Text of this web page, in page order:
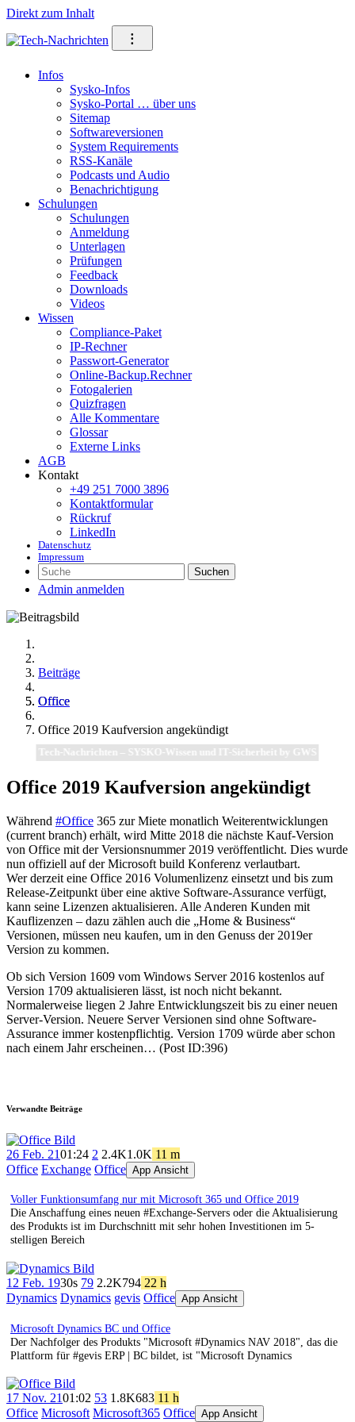
Direkt zum Inhalt
⁝
Infos
Sysko-Infos
Sysko-Portal … über uns
Sitemap
Softwareversionen
System Requirements
RSS-Kanäle
Podcasts und Audio
Benachrichtigung
Schulungen
Schulungen
Anmeldung
Unterlagen
Prüfungen
Feedback
Downloads
Videos
Wissen
Compliance-Paket
IP-Rechner
Passwort-Generator
Online-Backup.Rechner
Fotogalerien
Quizfragen
Alle Kommentare
Glossar
Externe Links
AGB
Kontakt
+49 251 7000 3896
Kontaktformular
Rückruf
LinkedIn
Datenschutz
Impressum
Suchen
Admin anmelden
Beiträge
Office
Office 2019 Kaufversion angekündigt
Tech-Nachrichten – SYSKO-Wissen und IT-Sicherheit by GWS
Office 2019 Kaufversion angekündigt
Während #Office 365 zur Miete monatlich Weiterentwicklungen
(current branch) erhält, wird Mitte 2018 die nächste Kauf-Version
von Office mit der Versionsnummer 2019 veröffentlicht. Dies wurde
nun offiziell auf der Microsoft build Konferenz verlautbart.
Wer derzeit eine Office 2016 Volumenlizenz einsetzt und bis zum
Release-Zeitpunkt über eine aktive Software-Assurance verfügt,
kann seine Lizenzen aktualisieren. Alle Anderen Kunden mit
Kauflizenzen – dazu zählen auch die „Home & Business“
Versionen, müssen neu kaufen, um in den Genuss der 2019er
Version zu kommen.
Ob sich Version 1609 vom Windows Server 2016 kostenlos auf
Version 1709 aktualisieren lässt, ist noch nicht bekannt.
Normalerweise liegen 2 Jahre Entwicklungszeit bis zu einer neuen
Server-Version. Neuere Server Versionen sind ohne Software-
Assurance immer kostenpflichtig. Version 1709 würde aber schon
nach einem Jahr erscheinen… (Post ID:396)
Verwandte Beiträge
26 Feb. 2101:24 2 2.4K1.0K 11 m
Office Exchange Office App Ansicht
Voller Funktionsumfang nur mit Microsoft 365 und Office 2019
Die Anschaffung eines neuen #Exchange-Servers oder die Aktualisierung
des Produkts ist im Durchschnitt mit sehr hohen Investitionen im 5-
stelligen Bereich
12 Feb. 1930s 79 2.2K794 22 h
Dynamics Dynamics gevis Office App Ansicht
Microsoft Dynamics BC und Office
Der Nachfolger des Produkts "Microsoft #Dynamics NAV 2018", das die
Plattform für #gevis ERP | BC bildet, ist "Microsoft Dynamics
17 Nov. 2101:02 53 1.8K683 11 h
Office Microsoft Microsoft365 Office App Ansicht